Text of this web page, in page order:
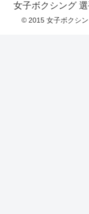
女子ボクシング
© 2015 女子ボクシ